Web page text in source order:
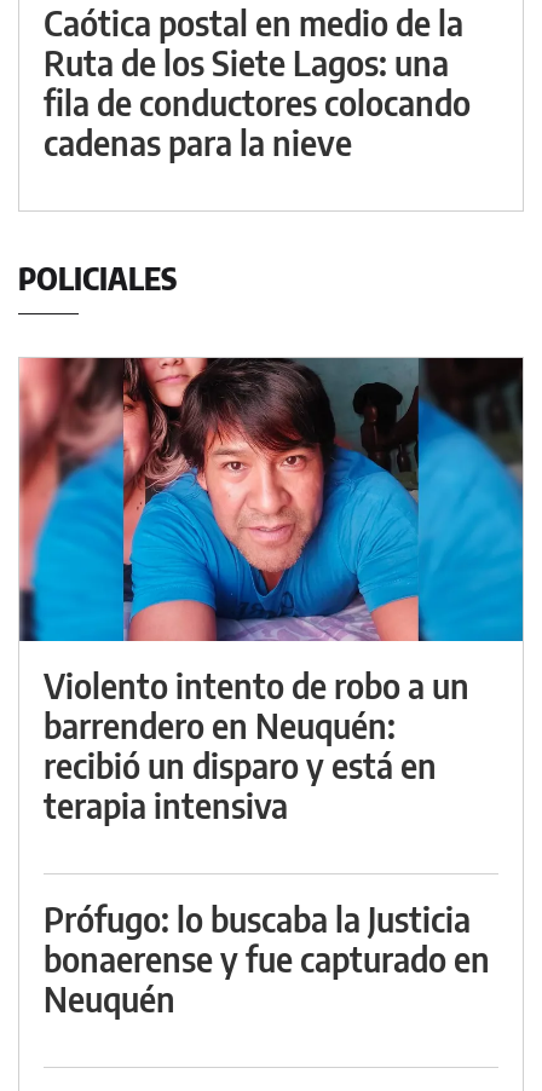
Caótica postal en medio de la
Ruta de los Siete Lagos: una
fila de conductores colocando
cadenas para la nieve
POLICIALES
Violento intento de robo a un
barrendero en Neuquén:
recibió un disparo y está en
terapia intensiva
Prófugo: lo buscaba la Justicia
bonaerense y fue capturado en
Neuquén